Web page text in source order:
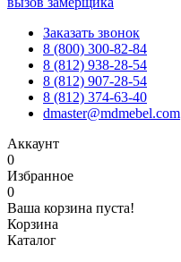
Заказать звонок
8 (800) 300-82-84
8 (812) 938-28-54
8 (812) 907-28-54
8 (812) 374-63-40
dmaster@mdmebel.com
Аккаунт
0
Избранное
0
Ваша корзина пуста!
Корзина
Каталог